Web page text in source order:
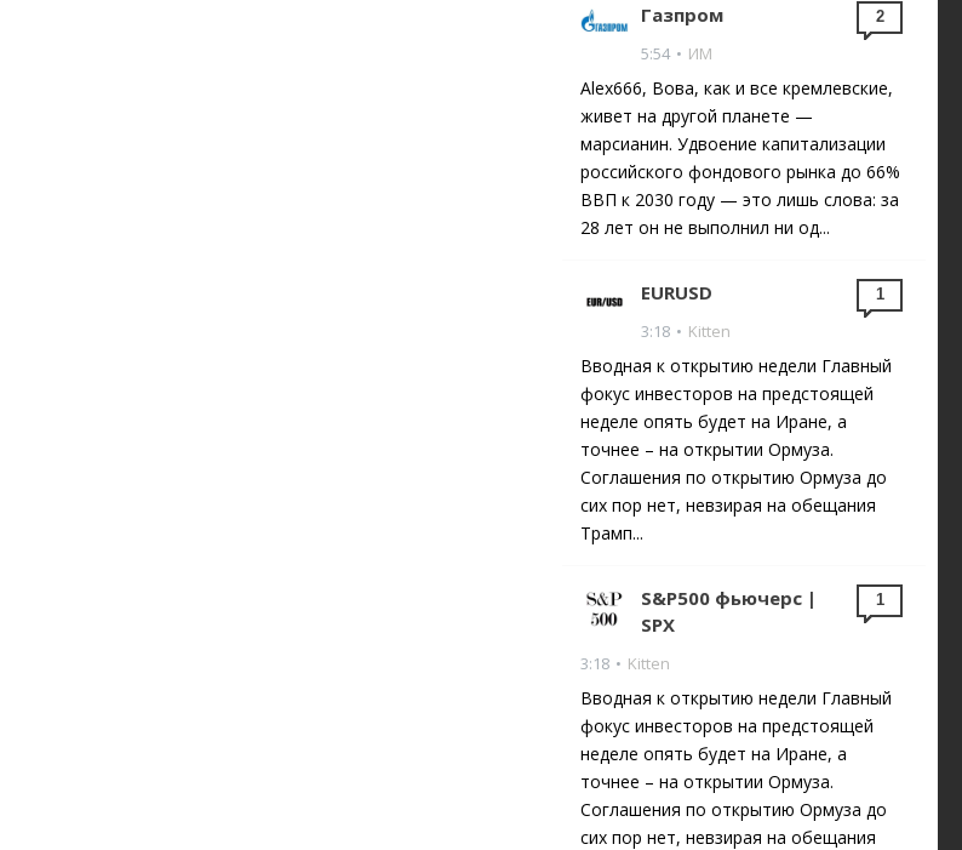
Газпром
5:54 • ИМ
Alex666, Вова, как и все кремлевские,
живет на другой планете —
марсианин. Удвоение капитализации
российского фондового рынка до 66%
ВВП к 2030 году — это лишь слова: за
28 лет он не выполнил ни од...
2
EURUSD
3:18 • Kitten
Вводная к открытию недели Главный
фокус инвесторов на предстоящей
неделе опять будет на Иране, а
точнее – на открытии Ормуза.
Соглашения по открытию Ормуза до
сих пор нет, невзирая на обещания
Трамп...
1
S&P500 фьючерс |
SPX
3:18 • Kitten
Вводная к открытию недели Главный
фокус инвесторов на предстоящей
неделе опять будет на Иране, а
точнее – на открытии Ормуза.
Соглашения по открытию Ормуза до
сих пор нет, невзирая на обещания
1